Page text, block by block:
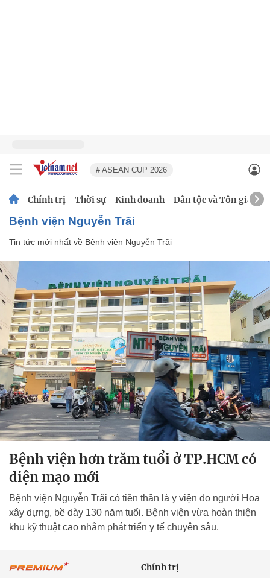
# ASEAN CUP 2026
Chính trị Thời sự Kinh doanh Dân tộc và Tôn giáo
Bệnh viện Nguyễn Trãi
Tin tức mới nhất về Bệnh viện Nguyễn Trãi
Bệnh viện hơn trăm tuổi ở TP.HCM có
diện mạo mới
Bệnh viện Nguyễn Trãi có tiền thân là y viện do người Hoa
xây dựng, bề dày 130 năm tuổi. Bệnh viện vừa hoàn thiện
khu kỹ thuật cao nhằm phát triển y tế chuyên sâu.
Chính trị